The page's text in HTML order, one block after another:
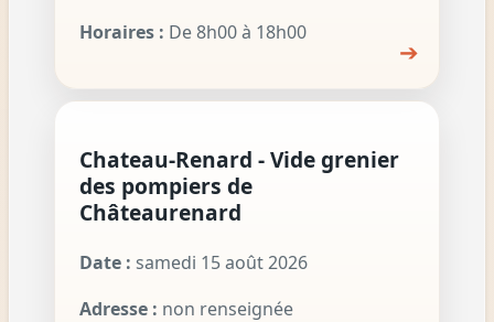
Horaires : De 8h00 à 18h00
➔
Chateau-Renard - Vide grenier
des pompiers de
Châteaurenard
Date : samedi 15 août 2026
Adresse : non renseignée